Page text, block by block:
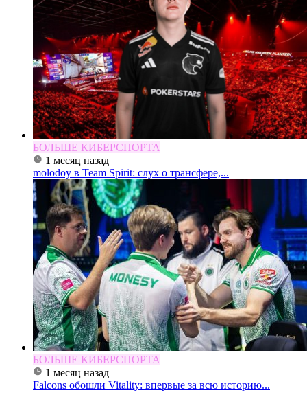
БОЛЬШЕ КИБЕРСПОРТА
1 месяц назад
molodoy в Team Spirit: слух о трансфере,...
БОЛЬШЕ КИБЕРСПОРТА
1 месяц назад
Falcons обошли Vitality: впервые за всю историю...